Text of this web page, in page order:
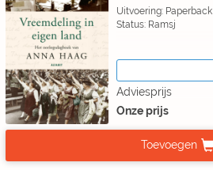
Uitvoering: Paperback
Status: Ramsj
Adviesprijs
Onze prijs
Toevoegen